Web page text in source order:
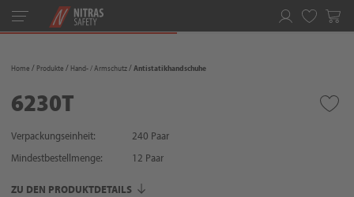
Toggle
navigation
Home Produkte Hand- / Armschutz Antistatikhandschuhe
6230T
Verpackungseinheit:
240 Paar
Mindestbestellmenge:
12 Paar
ZU DEN PRODUKTDETAILS